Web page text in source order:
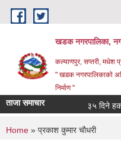
Skip to main content
खडक नगरपालिका,
कल्याणपुर, सप्तरी, मधेश
" खडक नगरपालिकाको
निर्माण "
ताजा समाचार ३५ दिने
You are here
Home » प्रकाश कुमार चाैधरी